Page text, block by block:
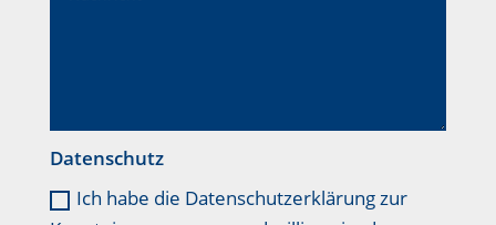
Datenschutz
Ich habe die Datenschutzerklärung zur